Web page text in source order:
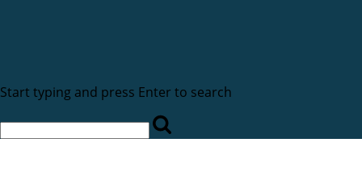
Start typing and press Enter to search